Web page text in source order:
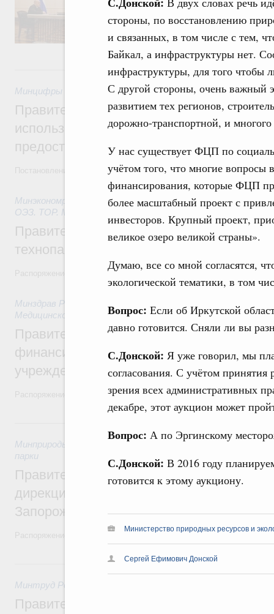
стороны, по восстановлению
и связанных, в том числе с тем,
Байкал, а инфраструктуры нет.
инфраструктуры, для того
С другой стороны, очень важный
развитием тех регионов,
дорожно-транспортной, и многого
У нас существует ФЦП по
учётом того, что многие вопросы
финансирования, которые ФЦП
более масштабный проект с
инвесторов. Крупный проект,
великое озеро великой страны».
Думаю, все со мной согласятся,
экологической тематики, в том
Вопрос: Если об Иркутской
давно готовится. Сняли ли вы
С.Донской: Я уже говорил, мы
согласования. С учётом
зрения всех административных
декабре, этот аукцион может
Вопрос: А по Эргинскому
С.Донской: В 2016 году
готовится к этому аукциону.
Министерство природных ресурсов и
Сергей Ефимович Донской
реализация крупных инфраструктурных
пассажирских перевозок, обеспечение
отрасли.
27 июля, понедельник
Минцифры России 27 июля 2026,Государственные и
Правительство утвердило параметры
использованию платёжных карт «Мир»
предоставления отдельных мер
Постановление от 18 июля 2026 года №914
Минэкономразвития России ,27 июля 2026 ,Инструменты
ОЭЗ. ТОР. Моногорода
Правительство направит
технопарка в Нижегородской области
Распоряжение от 18 июля 2026 года №1889-р
Минздрав России
Медицинское страхование
Правительство направит ряду регионов
финансирование на строительство и
учреждений
Распоряжение от 18 июля 2026 года №1897-р и распоряжение от
Минприроды России 26 июля 2026
Охрана природы.
парки
Правительство утвердило
дирекции особо охраняемых природных
Запорожской области
Распоряжение от 21 июля 2026 года №1915-р
25 июля, суббота
Минтруд России
Правительство выделило